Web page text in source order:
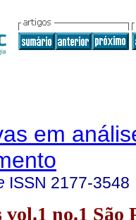
em
ISSN 2177-3548
vol.1 no.1 São